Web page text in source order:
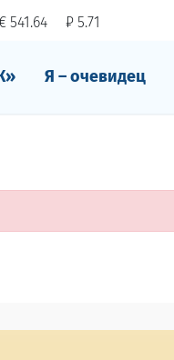
541.64 ₽ 5.71
Я – очевидец